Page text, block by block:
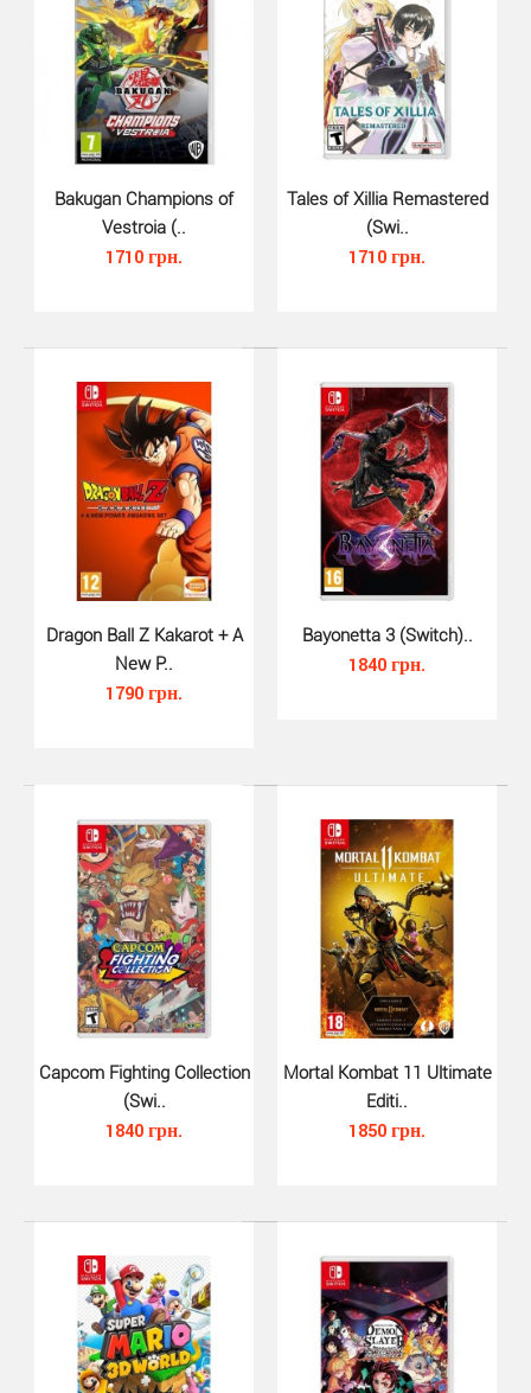
НАСТРАИВАЕМЫЕ БРАУЛЕРЫ. Игроки могут
смешивать и подбирать официальные кубики LEGO,
чтобы создавать ..
Trek to Yomi Deluxe Edition (Sw..
кинематографическое представление. Захватывающ..
Shin Megami Tensei V Vengeance ..
Bakugan Champions of
Vestroia (..
1710 грн.
Tales of Xillia Remastered
(Swi..
1710 грн.
Dragon Ball Z Kakarot + A
New P..
1790 грн.
Bayonetta 3 (Switch)..
1840 грн.
Capcom Fighting Collection
(Swi..
1840 грн.
Mortal Kombat 11 Ultimate
Editi..
1850 грн.